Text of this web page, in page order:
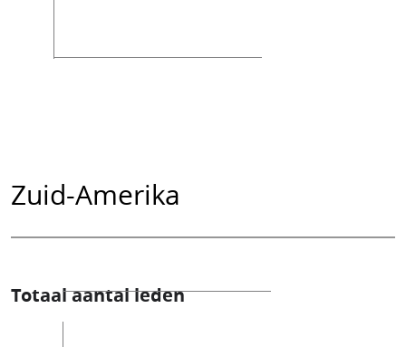
Zuid-Amerika
Totaal aantal leden